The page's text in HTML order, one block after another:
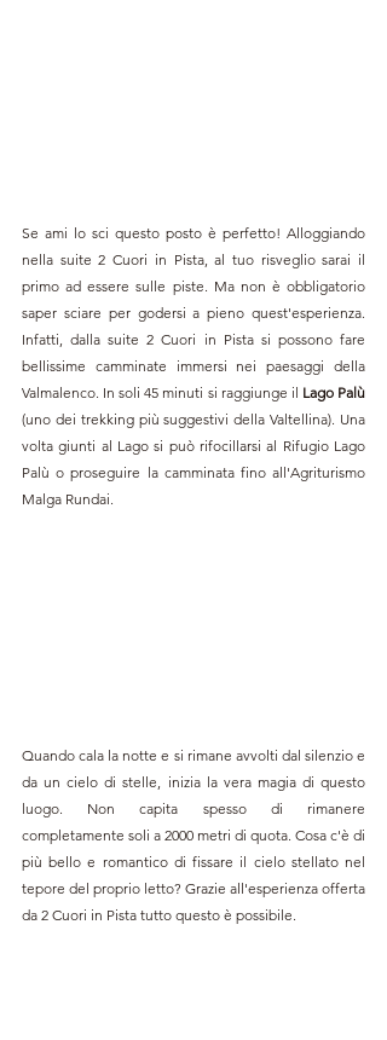
Se ami lo sci questo posto è perfetto! Alloggiando
nella suite 2 Cuori in Pista, al tuo risveglio sarai il
primo ad essere sulle piste. Ma non è obbligatorio
saper sciare per godersi a pieno quest'esperienza.
Infatti, dalla suite 2 Cuori in Pista si possono fare
bellissime camminate immersi nei paesaggi della
Valmalenco. In soli 45 minuti si raggiunge il Lago Palù
(uno dei trekking più suggestivi della Valtellina). Una
volta giunti al Lago si può rifocillarsi al Rifugio Lago
Palù o proseguire la camminata fino all'Agriturismo
Malga Rundai.
Quando cala la notte e si rimane avvolti dal silenzio e
da un cielo di stelle, inizia la vera magia di questo
luogo. Non capita spesso di rimanere
completamente soli a 2000 metri di quota. Cosa c'è di
più bello e romantico di fissare il cielo stellato nel
tepore del proprio letto? Grazie all'esperienza offerta
da 2 Cuori in Pista tutto questo è possibile.